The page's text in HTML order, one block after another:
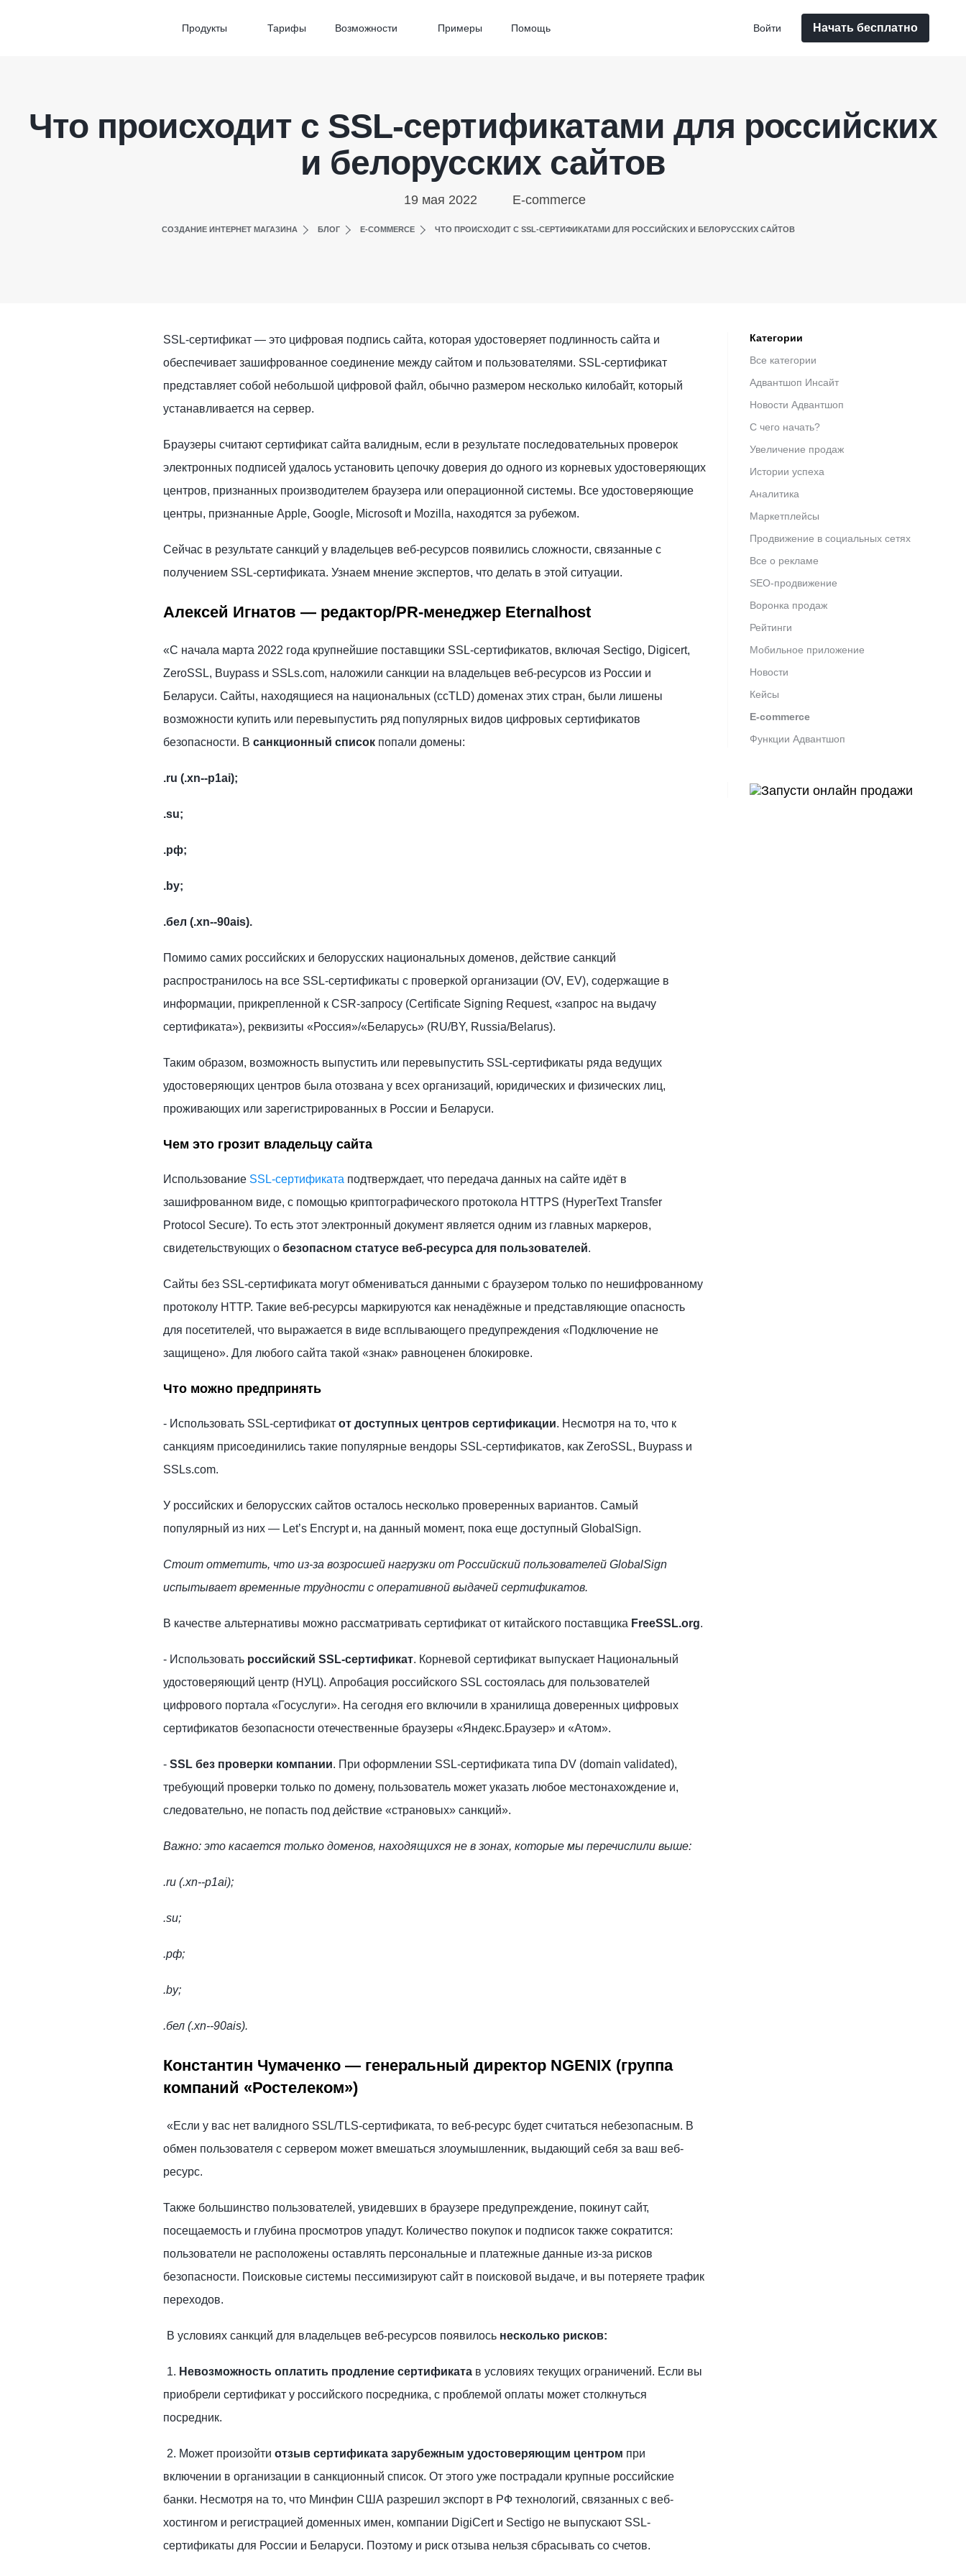
Продукты Тарифы Возможности Примеры Помощь Начать бесплатно
Войти
Что происходит с SSL-сертификатами для российских
и белорусских сайтов
19 мая 2022 E-commerce
СОЗДАНИЕ ИНТЕРНЕТ МАГАЗИНА БЛОГ E-COMMERCE ЧТО ПРОИСХОДИТ С SSL-СЕРТИФИКАТАМИ ДЛЯ РОССИЙСКИХ И БЕЛОРУССКИХ САЙТОВ
Категории
Все категории
Адвантшоп Инсайт
Новости Адвантшоп
С чего начать?
Увеличение продаж
Истории успеха
Аналитика
Маркетплейсы
Продвижение в социальных сетях
Все о рекламе
SEO-продвижение
Воронка продаж
Рейтинги
Мобильное приложение
Новости
Кейсы
E-commerce
Функции Адвантшоп
SSL-сертификат — это цифровая подпись сайта, которая удостоверяет подлинность сайта и
обеспечивает зашифрованное соединение между сайтом и пользователями. SSL-сертификат
представляет собой небольшой цифровой файл, обычно размером несколько килобайт, который
устанавливается на сервер.
Браузеры считают сертификат сайта валидным, если в результате последовательных проверок
электронных подписей удалось установить цепочку доверия до одного из корневых удостоверяющих
центров, признанных производителем браузера или операционной системы. Все удостоверяющие
центры, признанные Apple, Google, Microsoft и Mozilla, находятся за рубежом.
Сейчас в результате санкций у владельцев веб-ресурсов появились сложности, связанные с
получением SSL-сертификата. Узнаем мнение экспертов, что делать в этой ситуации.
Алексей Игнатов — редактор/PR-менеджер Eternalhost
«С начала марта 2022 года крупнейшие поставщики SSL-сертификатов, включая Sectigo, Digicert,
ZeroSSL, Buypass и SSLs.com, наложили санкции на владельцев веб-ресурсов из России и
Беларуси. Сайты, находящиеся на национальных (ccTLD) доменах этих стран, были лишены
возможности купить или перевыпустить ряд популярных видов цифровых сертификатов
безопасности. В санкционный список попали домены:
.ru (.xn--p1ai);
.su;
.рф;
.by;
.бел (.xn--90ais).
Помимо самих российских и белорусских национальных доменов, действие санкций
распространилось на все SSL-сертификаты с проверкой организации (OV, EV), содержащие в
информации, прикрепленной к CSR-запросу (Certificate Signing Request, «запрос на выдачу
сертификата»), реквизиты «Россия»/«Беларусь» (RU/BY, Russia/Belarus).
Таким образом, возможность выпустить или перевыпустить SSL-сертификаты ряда ведущих
удостоверяющих центров была отозвана у всех организаций, юридических и физических лиц,
проживающих или зарегистрированных в России и Беларуси.
Чем это грозит владельцу сайта
Использование SSL-сертификата подтверждает, что передача данных на сайте идёт в
зашифрованном виде, с помощью криптографического протокола HTTPS (HyperText Transfer
Protocol Secure). То есть этот электронный документ является одним из главных маркеров,
свидетельствующих о безопасном статусе веб-ресурса для пользователей.
Сайты без SSL-сертификата могут обмениваться данными с браузером только по нешифрованному
протоколу HTTP. Такие веб-ресурсы маркируются как ненадёжные и представляющие опасность
для посетителей, что выражается в виде всплывающего предупреждения «Подключение не
защищено». Для любого сайта такой «знак» равноценен блокировке.
Что можно предпринять
- Использовать SSL-сертификат от доступных центров сертификации. Несмотря на то, что к
санкциям присоединились такие популярные вендоры SSL-сертификатов, как ZeroSSL, Buypass и
SSLs.com.
У российских и белорусских сайтов осталось несколько проверенных вариантов. Самый
популярный из них — Let’s Encrypt и, на данный момент, пока еще доступный GlobalSign.
Стоит отметить, что из-за возросшей нагрузки от Российский пользователей GlobalSign
испытывает временные трудности с оперативной выдачей сертификатов.
В качестве альтернативы можно рассматривать сертификат от китайского поставщика FreeSSL.org.
- Использовать российский SSL-сертификат. Корневой сертификат выпускает Национальный
удостоверяющий центр (НУЦ). Апробация российского SSL состоялась для пользователей
цифрового портала «Госуслуги». На сегодня его включили в хранилища доверенных цифровых
сертификатов безопасности отечественные браузеры «Яндекс.Браузер» и «Атом».
- SSL без проверки компании. При оформлении SSL-сертификата типа DV (domain validated),
требующий проверки только по домену, пользователь может указать любое местонахождение и,
следовательно, не попасть под действие «страновых» санкций».
Важно: это касается только доменов, находящихся не в зонах, которые мы перечислили выше:
.ru (.xn--p1ai);
.su;
.рф;
.by;
.бел (.xn--90ais).
Константин Чумаченко — генеральный директор NGENIX (группа
компаний «Ростелеком»)
«Если у вас нет валидного SSL/TLS-сертификата, то веб-ресурс будет считаться небезопасным. В
обмен пользователя с сервером может вмешаться злоумышленник, выдающий себя за ваш веб-
ресурс.
Также большинство пользователей, увидевших в браузере предупреждение, покинут сайт,
посещаемость и глубина просмотров упадут. Количество покупок и подписок также сократится:
пользователи не расположены оставлять персональные и платежные данные из-за рисков
безопасности. Поисковые системы пессимизируют сайт в поисковой выдаче, и вы потеряете трафик
переходов.
В условиях санкций для владельцев веб-ресурсов появилось несколько рисков:
1. Невозможность оплатить продление сертификата в условиях текущих ограничений. Если вы
приобрели сертификат у российского посредника, с проблемой оплаты может столкнуться
посредник.
2. Может произойти отзыв сертификата зарубежным удостоверяющим центром при
включении в организации в санкционный список. От этого уже пострадали крупные российские
банки. Несмотря на то, что Минфин США разрешил экспорт в РФ технологий, связанных с веб-
хостингом и регистрацией доменных имен, компании DigiCert и Sectigo не выпускают SSL-
сертификаты для России и Беларуси. Поэтому и риск отзыва нельзя сбрасывать со счетов.